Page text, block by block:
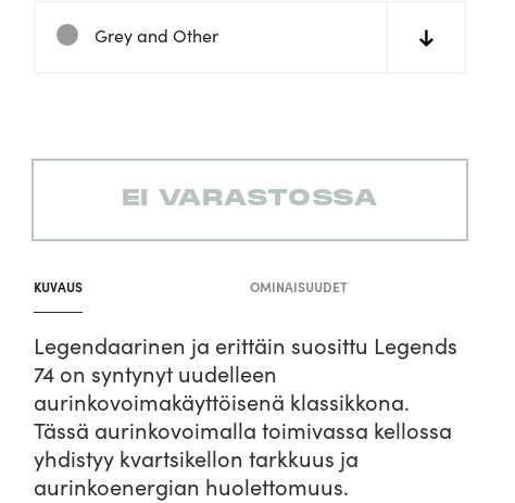
Grey and Other ↓
EI VARASTOSSA
lisääminen
KUVAUS OMINAISUUDET
Legendaarinen ja erittäin suosittu Legends
74 on syntynyt uudelleen
aurinkovoimakäyttöisenä klassikkona.
Tässä aurinkovoimalla toimivassa kellossa
yhdistyy kvartsikellon tarkkuus ja
aurinkoenergian huolettomuus.